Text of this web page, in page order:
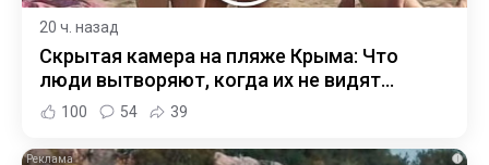
20 ч. назад
Скрытая камера на пляже Крыма: Что
люди вытворяют, когда их не видят...
100 54 39
i